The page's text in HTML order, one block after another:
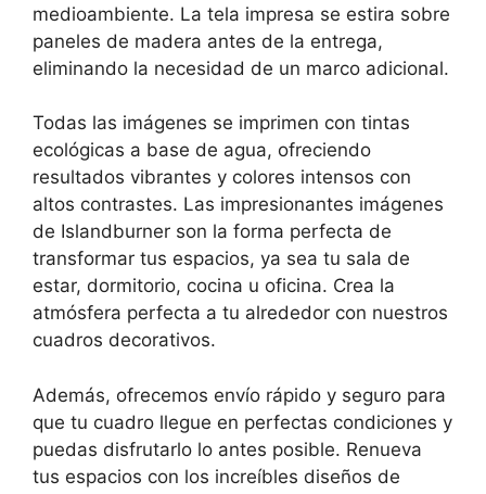
medioambiente. La tela impresa se estira sobre
paneles de madera antes de la entrega,
eliminando la necesidad de un marco adicional.
Todas las imágenes se imprimen con tintas
ecológicas a base de agua, ofreciendo
resultados vibrantes y colores intensos con
altos contrastes. Las impresionantes imágenes
de Islandburner son la forma perfecta de
transformar tus espacios, ya sea tu sala de
estar, dormitorio, cocina u oficina. Crea la
atmósfera perfecta a tu alrededor con nuestros
cuadros decorativos.
Además, ofrecemos envío rápido y seguro para
que tu cuadro llegue en perfectas condiciones y
puedas disfrutarlo lo antes posible. Renueva
tus espacios con los increíbles diseños de